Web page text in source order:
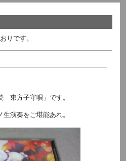
りです。
方子守唄」です。
演奏をご堪能あれ。